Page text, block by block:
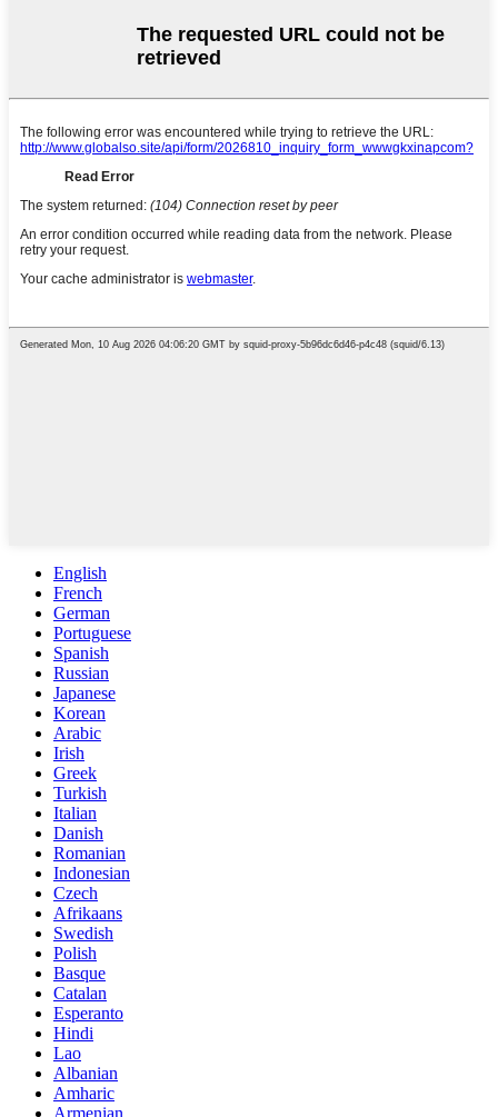
English
French
German
Portuguese
Spanish
Russian
Japanese
Korean
Arabic
Irish
Greek
Turkish
Italian
Danish
Romanian
Indonesian
Czech
Afrikaans
Swedish
Polish
Basque
Catalan
Esperanto
Hindi
Lao
Albanian
Amharic